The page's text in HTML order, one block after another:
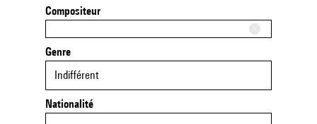
Compositeur
Genre
Indifférent
Nationalité